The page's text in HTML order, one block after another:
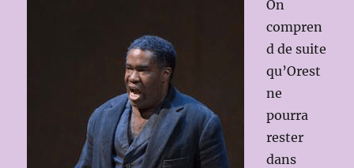
On
compren
d de suite
qu’Orest
ne
pourra
rester
dans